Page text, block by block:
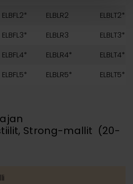
ELBFL2* ELBLR2
ELBLT2*
ELBFL3* ELBLR3
ELBLT3*
ELBFL4* ELBLR4*
ELBLT4*
ELBFL5* ELBLR5* ELBLT5*
Strong-mallit (20-